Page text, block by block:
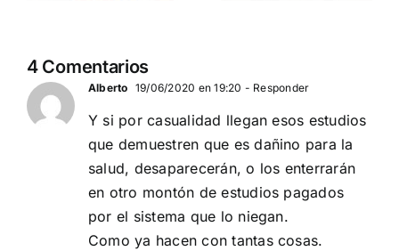
EN BARCELONA
4 Comentarios
Alberto 19/06/2020 en 19:20 - Responder
Y si por casualidad llegan esos estudios
que demuestren que es dañino para la
salud, desaparecerán, o los enterrarán
en otro montón de estudios pagados
por el sistema que lo niegan.
Como ya hacen con tantas cosas.